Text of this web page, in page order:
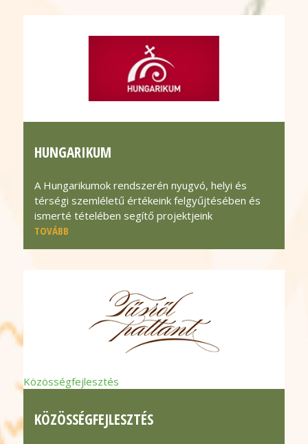
HUNGARIKUM
A Hungarikumok rendszerén nyugvó, helyi és
térségi szemléletű értékeink felgyűjtésében és
ismerté tételében segítő projektjeink
TOVÁBB
Közösségfejlesztés
KÖZÖSSÉGFEJLESZTÉS